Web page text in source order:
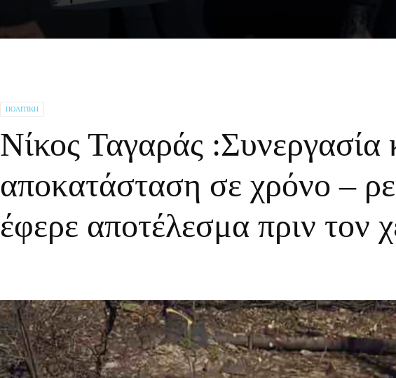
ΠΟΛΙΤΙΚΉ
Νίκος Ταγαράς :Συνεργασία
αποκατάσταση σε χρόνο –
έφερε αποτέλεσμα πριν τον